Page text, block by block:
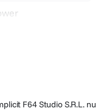
F64 Studio S.R.L. nu